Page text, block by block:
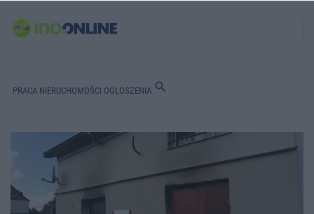
PRACA NIERUCHOMOŚCI OGŁOSZENIA search